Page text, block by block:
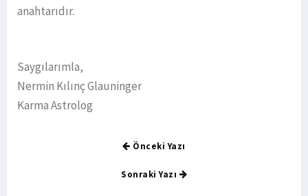
anahtarıdır.
Saygılarımla,
Nermin Kılınç Glauninger
Karma Astrolog
Önceki Yazı
Sonraki Yazı